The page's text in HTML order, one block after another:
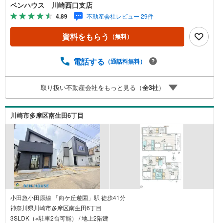
相談などにも対応しております。 どうぞ お気軽にご連
絡下さい。その他にも・・・●「この物件以外にも何件か一
緒に物件を見てみたい」●「私はローンいくら借りられるの
だろう？」●「買替えなので、自宅がいくらで売却できるか
金は、どれくらいないと買えないの？」●「自営業者はロー
いことばかり・・・。ご安心ください!!お力になれる事がご
ざいましたら、誠心誠意 お手伝いをさせていただきます。
【ベンハウス】にお任せ下さい！
ベンハウス 川崎西口支店
4.89 不動産会社レビュー 29件
資料をもらう （無料）
電話する （通話料無料）
取り扱い不動産会社をもっと見る（全3社）
川崎市多摩区南生田6丁目
小田急小田原線 「向ケ丘遊園」駅 徒歩41分
神奈川県川崎市多摩区南生田6丁目
3SLDK（※駐車2台可能） / 地上2階建